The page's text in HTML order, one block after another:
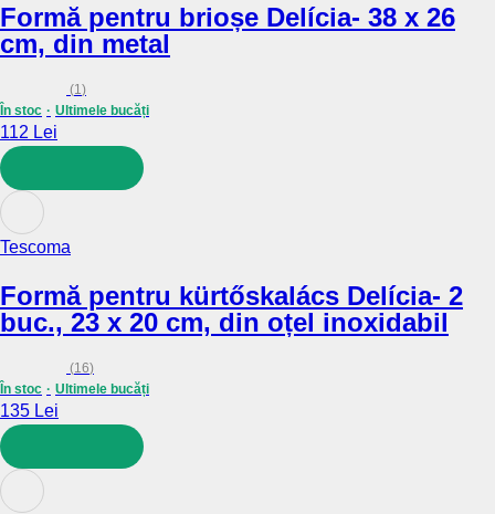
Formă pentru brioșe Delícia- 38 x 26
cm, din metal
(1)
În stoc
Ultimele bucăți
112 Lei
ADAUGĂ ÎN COȘ
Tescoma
Formă pentru kürtőskalács Delícia- 2
buc., 23 x 20 cm, din oțel inoxidabil
(16)
În stoc
Ultimele bucăți
135 Lei
ADAUGĂ ÎN COȘ